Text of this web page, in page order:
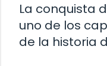
La conquista
uno de los
de la historia